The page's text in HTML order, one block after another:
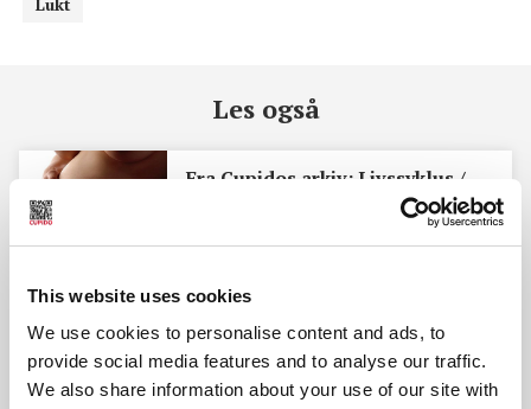
This website uses cookies
We use cookies to personalise content and ads, to
provide social media features and to analyse our traffic.
We also share information about your use of our site with
Les også
Fra Cupidos arkiv: Livssyklus /